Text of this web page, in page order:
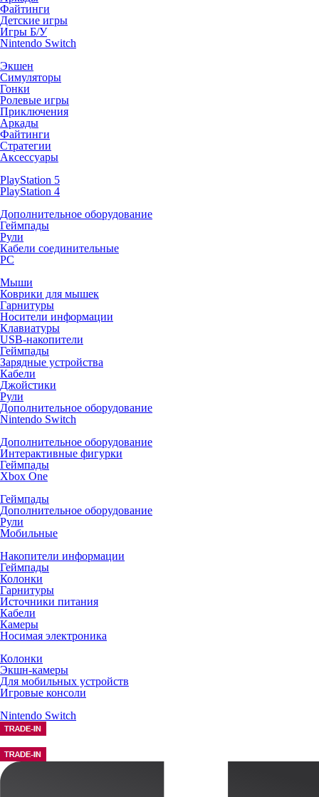
Файтинги
Детские игры
Игры Б/У
Nintendo Switch
Экшен
Симуляторы
Гонки
Ролевые игры
Приключения
Аркады
Файтинги
Стратегии
Аксессуары
PlayStation 5
PlayStation 4
Дополнительное оборудование
Геймпады
Рули
Кабели соединительные
PC
Мыши
Коврики для мышек
Гарнитуры
Носители информации
Клавиатуры
USB-накопители
Геймпады
Зарядные устройства
Кабели
Джойстики
Рули
Дополнительное оборудование
Nintendo Switch
Дополнительное оборудование
Интерактивные фигурки
Геймпады
Xbox One
Геймпады
Дополнительное оборудование
Рули
Мобильные
Накопители информации
Геймпады
Колонки
Гарнитуры
Источники питания
Кабели
Камеры
Носимая электроника
Колонки
Экшн-камеры
Для мобильных устройств
Игровые консоли
Nintendo Switch